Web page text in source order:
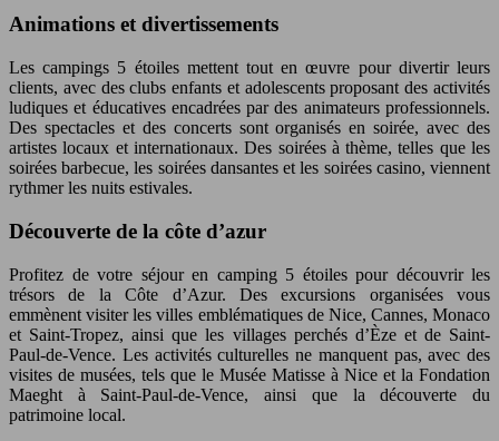
Animations et divertissements
Les campings 5 étoiles mettent tout en œuvre pour divertir leurs
clients, avec des clubs enfants et adolescents proposant des activités
ludiques et éducatives encadrées par des animateurs professionnels.
Des spectacles et des concerts sont organisés en soirée, avec des
artistes locaux et internationaux. Des soirées à thème, telles que les
soirées barbecue, les soirées dansantes et les soirées casino, viennent
rythmer les nuits estivales.
Découverte de la côte d’azur
Profitez de votre séjour en camping 5 étoiles pour découvrir les
trésors de la Côte d’Azur. Des excursions organisées vous
emmènent visiter les villes emblématiques de Nice, Cannes, Monaco
et Saint-Tropez, ainsi que les villages perchés d’Èze et de Saint-
Paul-de-Vence. Les activités culturelles ne manquent pas, avec des
visites de musées, tels que le Musée Matisse à Nice et la Fondation
Maeght à Saint-Paul-de-Vence, ainsi que la découverte du
patrimoine local.